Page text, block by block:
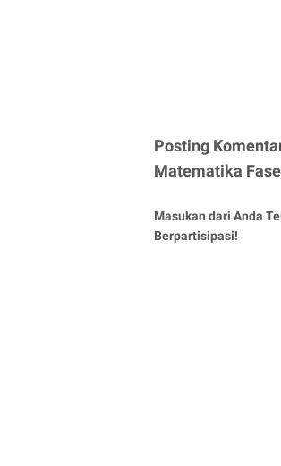
Posting
Matematika
Masukan dari Anda
Berpartisipasi!